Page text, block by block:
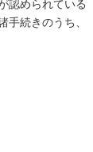
認められている
続きのうち、